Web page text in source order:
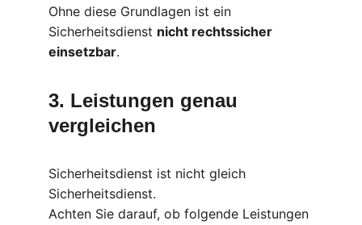
Ohne diese Grundlagen ist ein
Sicherheitsdienst nicht rechtssicher
einsetzbar.
3. Leistungen genau
vergleichen
Sicherheitsdienst ist nicht gleich
Sicherheitsdienst.
Achten Sie darauf, ob folgende Leistungen